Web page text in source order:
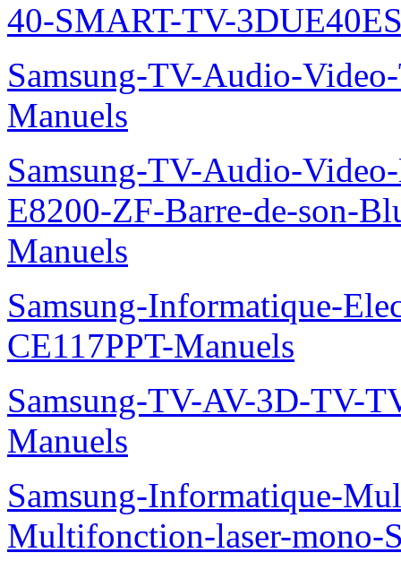
40-SMART-TV-
Samsung-TV-Audio-
Manuels
Samsung-TV-Audio-
E8200-ZF-Barre-de-son-
Manuels
Samsung-Informatique-
CE117PPT-Manuels
Samsung-TV-AV-3D-TV-
Manuels
Samsung-Informatique-
Multifonction-laser-mono-